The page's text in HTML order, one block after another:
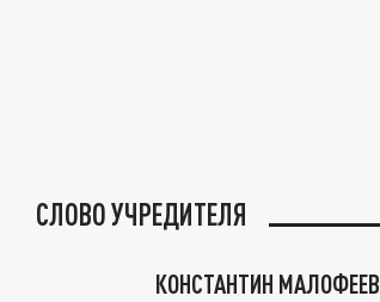
СЛОВО УЧРЕДИТЕЛЯ
КОНСТАНТИН МАЛОФЕЕВ